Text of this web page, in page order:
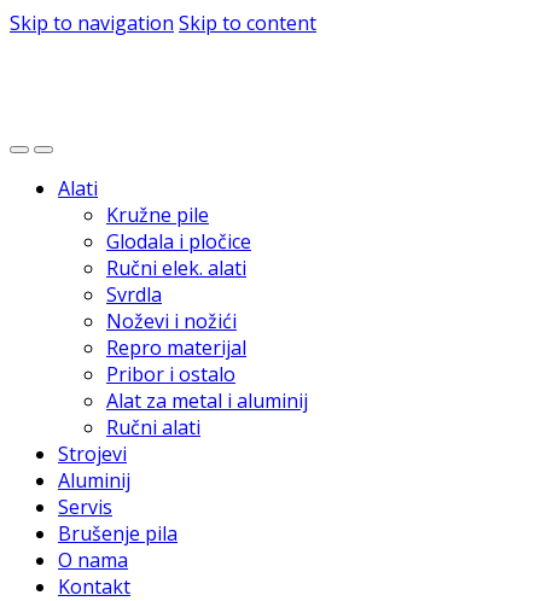
Skip to navigation Skip to content
Alati
Kružne pile
Glodala i pločice
Ručni elek. alati
Svrdla
Noževi i nožići
Repro materijal
Pribor i ostalo
Alat za metal i aluminij
Ručni alati
Strojevi
Aluminij
Servis
Brušenje pila
O nama
Kontakt